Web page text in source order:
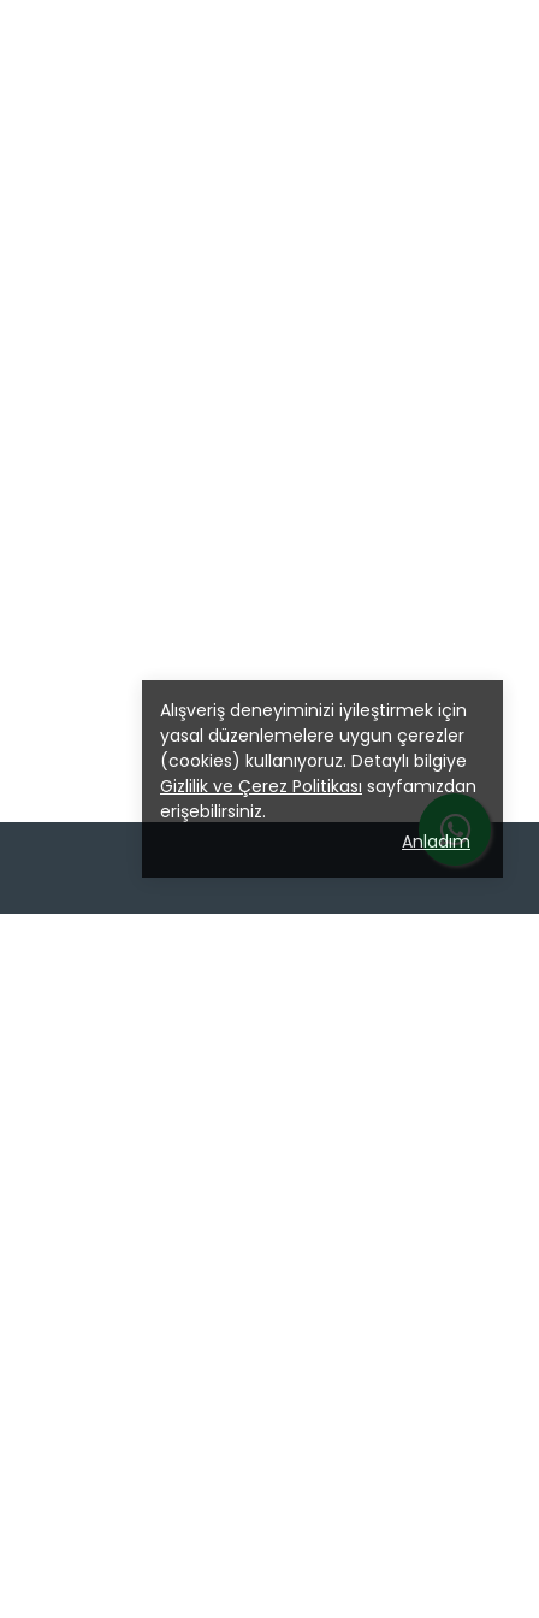
Alışveriş deneyiminizi iyileştirmek için
yasal düzenlemelere uygun çerezler
(cookies) kullanıyoruz. Detaylı bilgiye
Gizlilik ve Çerez Politikası sayfamızdan
erişebilirsiniz.
Anladım